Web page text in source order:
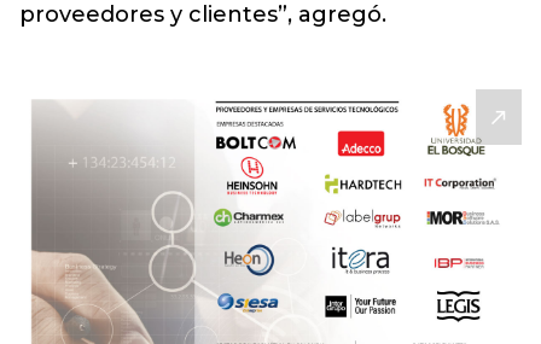
proveedores y clientes”, agregó.